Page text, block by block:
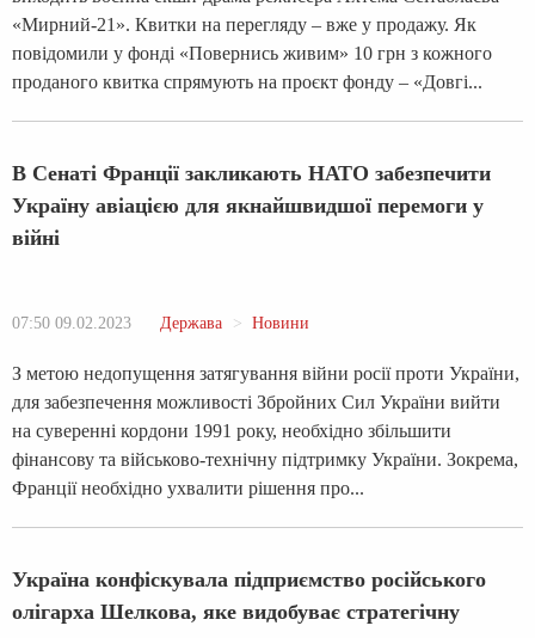
«Мирний-21». Квитки на перегляду – вже у продажу. Як
повідомили у фонді «Повернись живим» 10 грн з кожного
проданого квитка спрямують на проєкт фонду – «Довгі...
В Сенаті Франції закликають НАТО забезпечити
Україну авіацією для якнайшвидшої перемоги у
війні
07:50 09.02.2023 Держава Новини
З метою недопущення затягування війни росії проти України,
для забезпечення можливості Збройних Сил України вийти
на суверенні кордони 1991 року, необхідно збільшити
фінансову та військово-технічну підтримку України. Зокрема,
Франції необхідно ухвалити рішення про...
Україна конфіскувала підприємство російського
олігарха Шелкова, яке видобуває стратегічну